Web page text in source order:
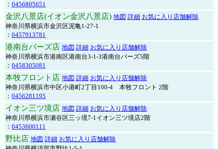
： 0456805651
金沢八景店(イオン金沢八景店) 地図 詳細 お気に入り店舗解除
神奈川県横浜市金沢区泥亀1-27-1
： 0457913781
港南台バーズ店 地図 詳細 お気に入り店舗解除
神奈川県横浜市港南区港南台3-1-3港南台バーズ5階
： 0458305081
本牧フロント店 地図 詳細 お気に入り店舗解除
神奈川県横浜市中区小港町2丁目100-4 本牧フロント 2階
： 0456281195
イオン三ツ境店 地図 詳細 お気に入り店舗解除
神奈川県横浜市瀬谷区三ッ境7-1イオン三ツ境店2階
： 0453600111
野比店 地図 詳細 お気に入り店舗解除